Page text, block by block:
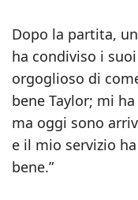
Dopo la partita,
ha condiviso i
orgoglioso di
bene Taylor; mi
ma oggi sono
e il mio servizio
bene.”